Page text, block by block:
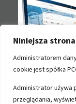
Niniejsza
Administratorem
cookie jest spółka
Administrator używa
przeglądania,
Kontakt